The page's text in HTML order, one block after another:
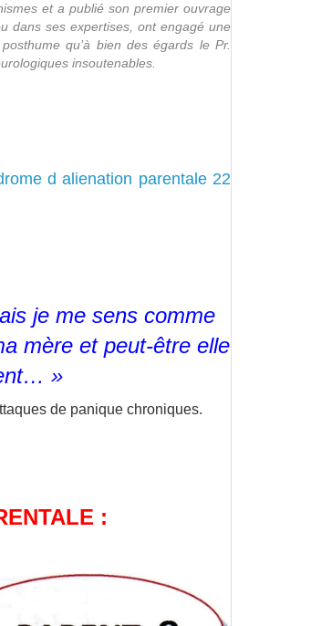
et a publié son premier ouvrage
dans ses expertises, ont engagé une
qu’à bien des égards le Pr.
insoutenables.
d alienation parentale 22
je me sens comme
mère et peut‐être elle
»
de panique chroniques.
: